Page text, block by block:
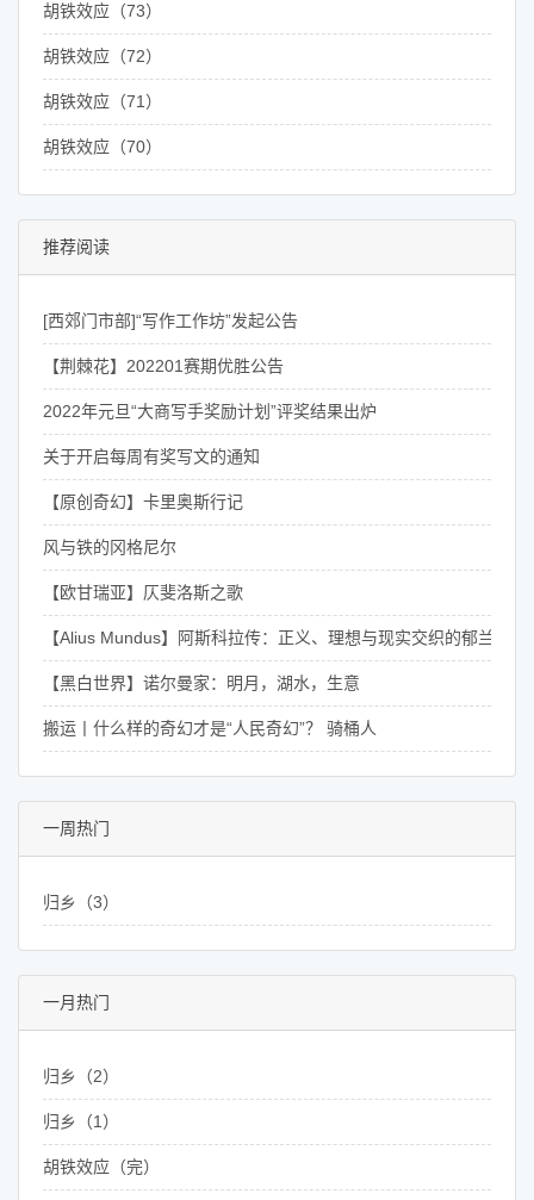
胡铁效应（73）
胡铁效应（72）
胡铁效应（71）
胡铁效应（70）
推荐阅读
[西郊门市部]“写作工作坊”发起公告
【荆棘花】202201赛期优胜公告
2022年元旦“大商写手奖励计划”评奖结果出炉
关于开启每周有奖写文的通知
【原创奇幻】卡里奥斯行记
风与铁的冈格尼尔
【欧甘瑞亚】仄斐洛斯之歌
【Alius Mundus】阿斯科拉传：正义、理想与现实交织的郁兰骑士
【黑白世界】诺尔曼家：明月，湖水，生意
搬运丨什么样的奇幻才是“人民奇幻”？ 骑桶人
一周热门
归乡（3）
一月热门
归乡（2）
归乡（1）
胡铁效应（完）